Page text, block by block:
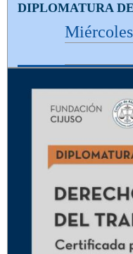
DIPLOMATURA